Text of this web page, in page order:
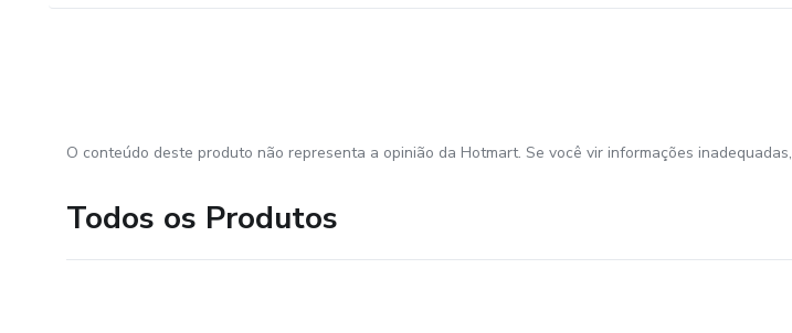
O conteúdo deste produto não representa a opinião da Hotmart. Se você vir informações inadequadas,
Todos os Produtos